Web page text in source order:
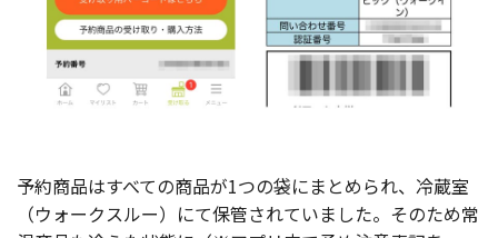
予約商品はすべての商品が1つの袋にまとめられ、冷蔵室
（ウォークスルー）にて保管されていました。そのため常